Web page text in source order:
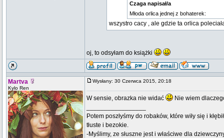
Czaga napisał/a
Młoda orlica jednej z bohaterek:
wszystro cacy , ale gdzie ta orlica
oj, to odsyłam do książki
Martva
Kylo Ren
Wysłany: 30 Czerwca 2015, 20:18
W sensie, obrazka nie widać
Nie wiem
Potem poszłyśmy do robaków, które wiły się i
tłuste i bezokie.
-Myślimy, ze słuszne jest i właściwe dla